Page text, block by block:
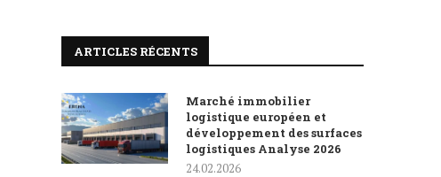
ARTICLES RÉCENTS
Marché immobilier
logistique européen et
développement des surfaces
logistiques Analyse 2026
24.02.2026